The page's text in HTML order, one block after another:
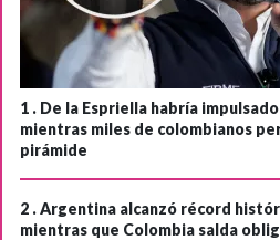
1 . De la Espriella habría
mientras miles de colombianos
pirámide
2 .Argentina alcanzó récord
mientras que Colombia salda